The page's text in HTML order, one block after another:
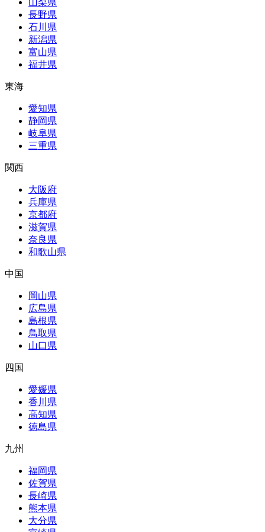
長野県
石川県
新潟県
富山県
福井県
東海
愛知県
静岡県
岐阜県
三重県
関西
大阪府
兵庫県
京都府
滋賀県
奈良県
和歌山県
中国
岡山県
広島県
島根県
鳥取県
山口県
四国
愛媛県
香川県
高知県
徳島県
九州
福岡県
佐賀県
長崎県
熊本県
大分県